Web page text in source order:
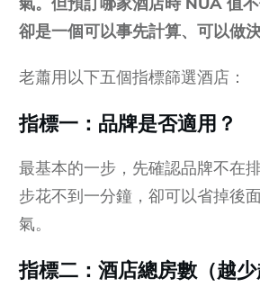
卻是一個可以事先計算、可以做
老蕭用以下五個指標篩選酒店：
指標一：品牌是否適用？
最基本的一步，先確認品牌不在
步花不到一分鐘，卻可以省掉後
氣。
指標二：酒店總房數（越少